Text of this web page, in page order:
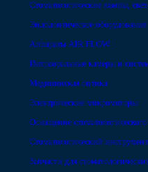
Стоматологические лампы,
Эндодонтическое оборудование
Аппараты AIR FLOW
Интраоральные камеры и
Медицинская оптика
Электрические микромоторы
Оснащение
Стоматологический инструмент
Запчасти для